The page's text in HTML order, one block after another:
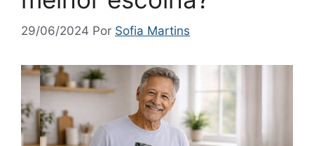
29/06/2024 Por Sofia Martins